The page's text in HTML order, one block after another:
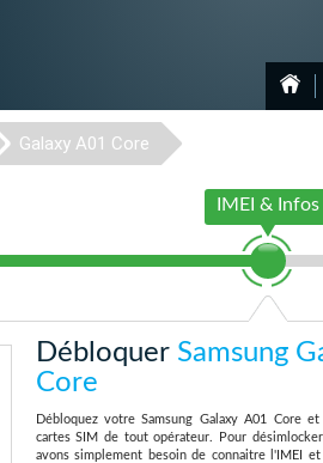
Galaxy A01 Core
IMEI & Infos
Débloquer Samsung
Core
Débloquez votre Samsung Galaxy A01 Core
cartes SIM de tout opérateur. Pour
avons simplement besoin de connaitre l'IMEI